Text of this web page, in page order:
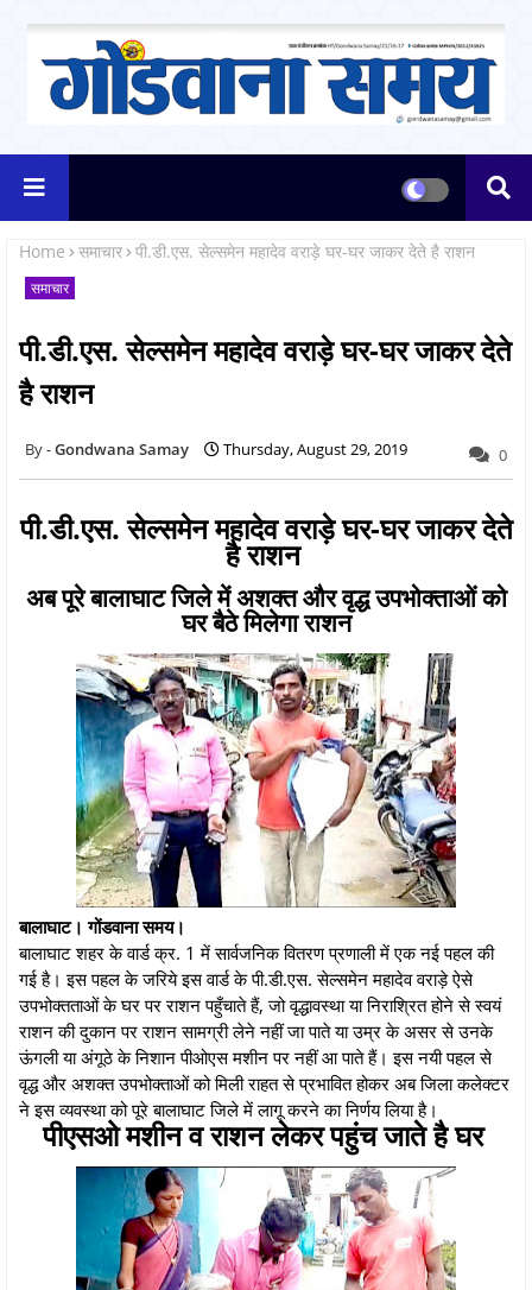
Home समाचार पी.डी.एस. सेल्समेन महादेव वराड़े घर-घर जाकर देते है राशन
समाचार
पी.डी.एस. सेल्समेन महादेव वराड़े घर-घर जाकर देते
है राशन
Gondwana Samay Thursday, August 29, 2019 0
पी.डी.एस. सेल्समेन महादेव वराड़े घर-घर जाकर देते
है राशन
अब पूरे बालाघाट जिले में अशक्त और वृद्ध उपभोक्ताओं को
घर बैठे मिलेगा राशन
बालाघाट। गोंडवाना समय।
बालाघाट शहर के वार्ड क्र. 1 में सार्वजनिक वितरण प्रणाली में एक नई पहल की
गई है। इस पहल के जरिये इस वार्ड के पी.डी.एस. सेल्समेन महादेव वराड़े ऐसे
उपभोक्तताओं के घर पर राशन पहुँचाते हैं, जो वृद्धावस्था या निराश्रित होने से स्वयं
राशन की दुकान पर राशन सामग्री लेने नहीं जा पाते या उम्र के असर से उनके
ऊंगली या अंगूठे के निशान पीओएस मशीन पर नहीं आ पाते हैं। इस नयी पहल से
वृद्ध और अशक्त उपभोक्ताओं को मिली राहत से प्रभावित होकर अब जिला कलेक्टर
ने इस व्यवस्था को पूरे बालाघाट जिले में लागू करने का निर्णय लिया है।
पीएसओ मशीन व राशन लेकर पहुंच जाते है घर